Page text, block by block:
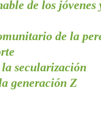
de los
de la
secularización
generación Z